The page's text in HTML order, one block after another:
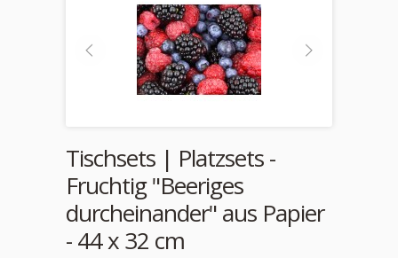
Tischsets | Platzsets -
Fruchtig "Beeriges
durcheinander" aus Papier
- 44 x 32 cm